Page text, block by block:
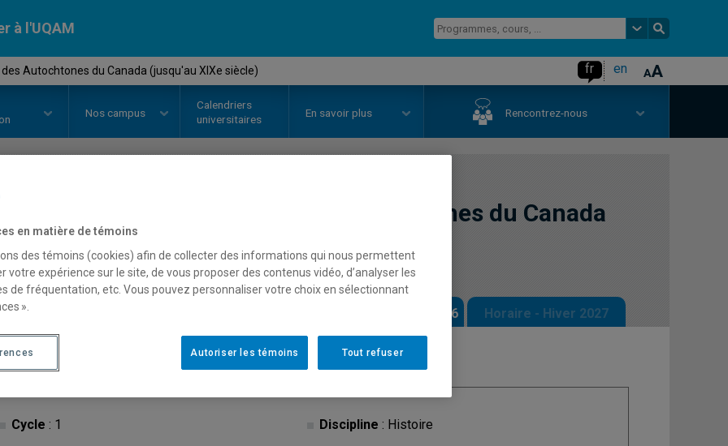
à l'UQAM
Autochtones du Canada (jusqu'au XIXe siècle) fr en
Nos campus
Calendriers
universitaires
En savoir plus Rencontrez-nous
Histoire des Autochtones du Canada
(jusqu'au XIXe siècle)
Description Horaire - Automne 2026 Horaire - Hiver 2027
Cycle : 1
Discipline : Histoire
en matière de témoins
des témoins (cookies) afin de collecter des informations qui nous permettent
votre expérience sur le site, de vous proposer des contenus vidéo, d’analyser les
de fréquentation, etc. Vous pouvez personnaliser votre choix en sélectionnant
».
Tout refuser
Autoriser les témoins